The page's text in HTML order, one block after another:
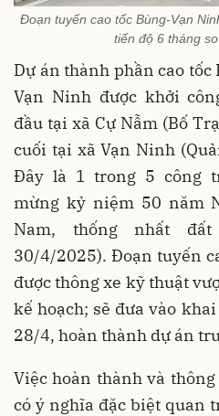
Đoạn tuyến cao tốc Bùng-Vạn
tiến độ 6 tháng
Dự án thành phần cao tốc
Vạn Ninh được khởi
đầu tại xã Cự Nẫm (Bố
cuối tại xã Vạn Ninh
Đây là 1 trong 5 công
mừng kỷ niệm 50 năm
Nam, thống nhất
30/4/2025). Đoạn tuyến
được thông xe kỹ thuật
kế hoạch; sẽ đưa vào
28/4, hoàn thành dự án
Việc hoàn thành và
có ý nghĩa đặc biệt quan